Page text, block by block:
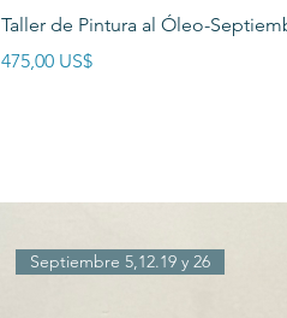
Vista rápida
Taller de Pintura al Óleo-
Precio
475,00 US$
Septiembre 5,12.19 y 26